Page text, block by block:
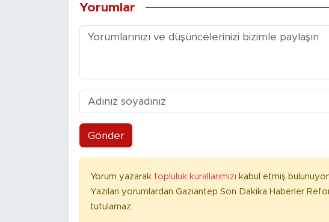
Yorumlar
Gönder
Yorum yazarak topluluk kurallarımızı kabul etmiş
Yazılan yorumlardan Gaziantep Son Dakika Haberler
tutulamaz.